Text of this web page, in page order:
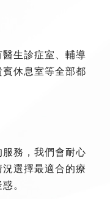
生診症室、輔導
休息室等全部都
務，我們會耐心
選擇最適合的療
。